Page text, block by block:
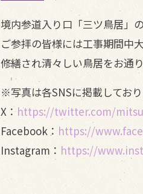
境内参道入り口「三ツ鳥居」
ご参拝の皆様には工事期間中
修繕され清々しい鳥居をお通
※写真は各SNSに掲載してお
X：https://twitter.com/
Facebook： https://
Instagram： https://